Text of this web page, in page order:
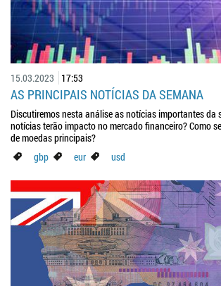
15.03.2023 17:53
AS PRINCIPAIS NOTÍCIAS DA SEMANA
Discutiremos nesta análise as notícias importantes da
notícias terão impacto no mercado financeiro? Como
de moedas principais?
gbp
eur usd